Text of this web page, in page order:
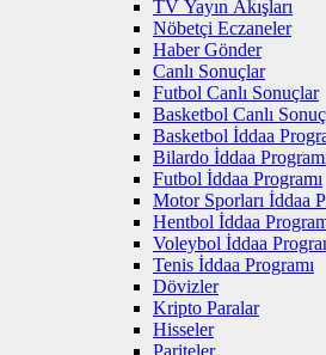
TV Yayın Akışları
Nöbetçi Eczaneler
Haber Gönder
Canlı Sonuçlar
Futbol Canlı Sonuçlar
Basketbol Canlı
Basketbol İddaa
Bilardo İddaa
Futbol İddaa Programı
Motor Sporları İddaa
Hentbol İddaa
Voleybol İddaa
Tenis İddaa Programı
Dövizler
Kripto Paralar
Hisseler
Pariteler